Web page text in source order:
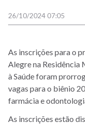
26/10/2024 07:05
As inscrições para o
Alegre na
à Saúde foram
vagas para o biênio
farmácia e
As inscrições estão